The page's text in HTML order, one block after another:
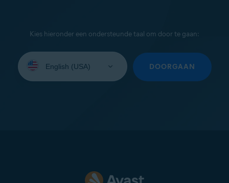
Kies hieronder een ondersteunde taal om door te gaan:
uw
DOORGAAN